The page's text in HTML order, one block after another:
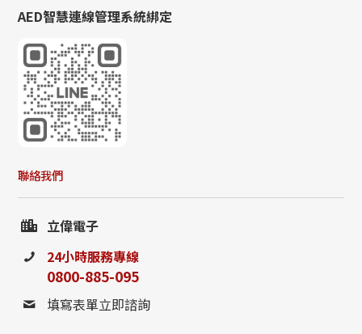
AED智慧連線管理系統綁定
聯絡我們
立偉電子
24小時服務專線
0800-885-095
填寫表單立即諮詢